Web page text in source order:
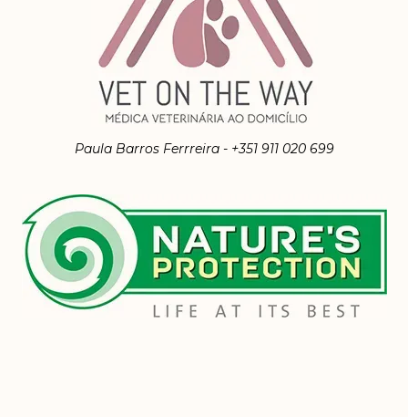
Paula Barros Ferrreira - +351 911 020 699